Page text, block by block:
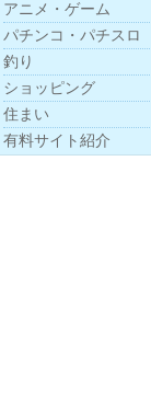
アニメ・ゲーム
パチンコ・パチスロ
釣り
ショッピング
住まい
有料サイト紹介